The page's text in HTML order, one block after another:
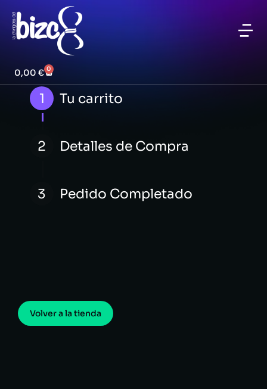
Tu carrito
1
Detalles de Compra
2
Pedido Completado
3
0,00 € 0
Volver a la tienda